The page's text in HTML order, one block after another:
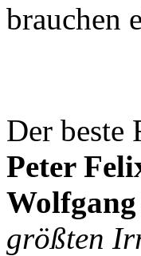
brauchen
Der beste
Peter
größten